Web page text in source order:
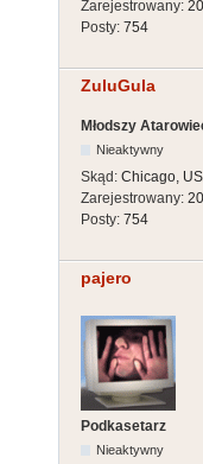
Zarejestrowany:
Posty: 754
ZuluGula
Młodszy
Nieaktywny
Skąd: Chicago,
Zarejestrowany:
Posty: 754
pajero
Podkasetarz
Nieaktywny